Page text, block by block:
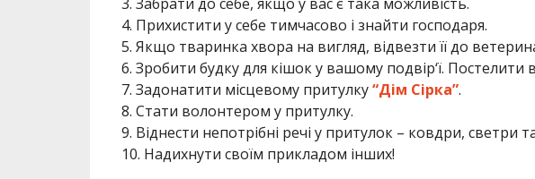
4. Прихистити у себе тимчасово і знайти господаря.
5. Якщо тваринка хвора на вигляд, відвезти її до
6. Зробити будку для кішок у вашому подвір‘ї. Постелити
7. Задонатити місцевому притулку“Дім Сірка”.
8. Стати волонтером у притулку.
9. Віднести непотрібні речі у притулок – ковдри, светри
10. Надихнути своїм прикладом інших!